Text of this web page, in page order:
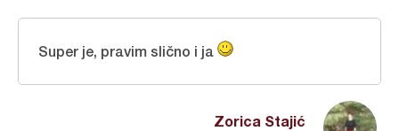
Zorica Stajić
Super je, pravim slično i ja